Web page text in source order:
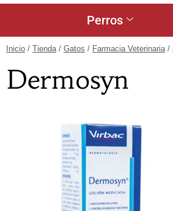
Perros
Inicio / Tienda/ Gatos / Farmacia Veterinaria/
Dermosyn